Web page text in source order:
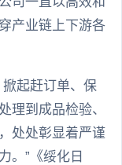
产业链上下游各
起赶订单、保
理到成品检验、
处处彰显着严谨
。”《绥化日